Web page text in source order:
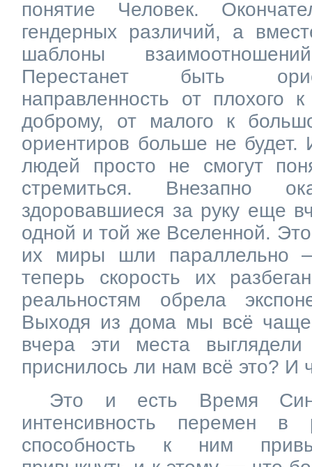
понятие Человек.
гендерных различий, а
шаблоны
Перестанет быть
направленность от плохого
доброму, от малого к
ориентиров больше не будет.
людей просто не смогут
стремиться. Внезапно
здоровавшиеся за руку еще
одной и той же Вселенной.
их миры шли параллельно
теперь скорость их
реальностям обрела
Выходя из дома мы всё чаще
вчера эти места
приснилось ли нам всё это? И
Это и есть Время
интенсивность перемен в
способность к ним